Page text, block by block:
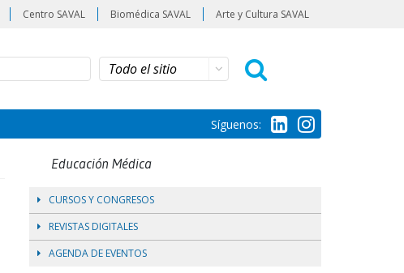
Centro SAVAL Biomédica SAVAL Arte y Cultura SAVAL
Síguenos:
Educación Médica
CURSOS Y CONGRESOS
REVISTAS DIGITALES
AGENDA DE EVENTOS